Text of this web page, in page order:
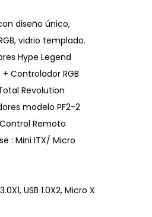
diseño único,
vidrio templado.
Hype Legend
Controlador RGB
Revolution
modelo PF2-2
Remoto
: Mini ITX/ Micro
USB 1.0X2, Micro X